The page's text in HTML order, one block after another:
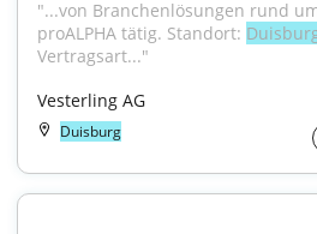
"...von Branchenlösungen rund
proALPHA tätig. Standort:
Vertragsart..."
Vesterling AG
Duisburg